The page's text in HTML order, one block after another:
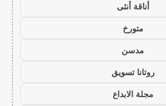
أناقة أنثى
متورخ
مدسن
روتانا تسويق
مجلة الابداع